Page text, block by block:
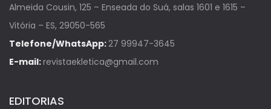
Almeida Cousin, 125 – Enseada do Suá, salas 1601 e 1615 –
Vitória – ES, 29050-565
Telefone/WhatsApp:27 99947-3645
E-mail:revistaekletica@gmail.com
EDITORIAS